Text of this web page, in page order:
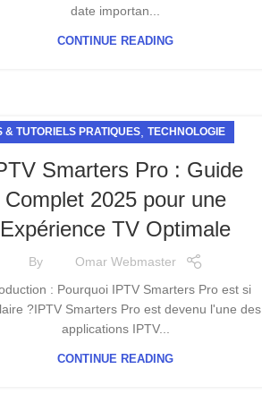
date importan...
CONTINUE READING
& TUTORIELS PRATIQUES TECHNOLOGIE
Smarters Pro : Guide
Complet 2025 pour une
Expérience TV Optimale
By
Omar Webmaster
: Pourquoi IPTV Smarters Pro est si
?IPTV Smarters Pro est devenu l'une des
applications IPTV...
CONTINUE READING